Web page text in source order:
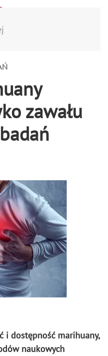
zawału
i dostępność marihuany,
naukowych